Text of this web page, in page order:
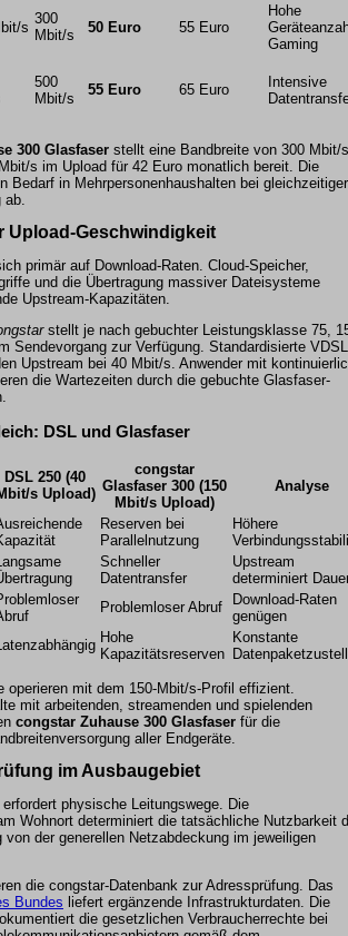
s
300
Mbit/s
50 Euro 55 Euro
Hohe
Gaming
500
Mbit/s
55 Euro 65 Euro
Intensive
300 Glasfaser stellt eine Bandbreite von 300 Mbit/
s im Upload für 42 Euro monatlich bereit. Die
Bedarf in Mehrpersonenhaushalten bei gleichzeitiger
Upload-Geschwindigkeit
primär auf Download-Raten. Cloud-Speicher,
und die Übertragung massiver Dateisysteme
Upstream-Kapazitäten.
stellt je nach gebuchter Leistungsklasse 75,
Sendevorgang zur Verfügung. Standardisierte
Upstream bei 40 Mbit/s. Anwender mit
die Wartezeiten durch die gebuchte Glasfaser-
DSL und Glasfaser
DSL 250 (40
s Upload)
congstar
Glasfaser 300 (150
Mbit/s Upload)
Analyse
Reserven bei
Parallelnutzung
Höhere
Schneller
Datentransfer
Upstream
determiniert
Problemloser Abruf
Download-Raten
genügen
Hohe
Kapazitätsreserven
Konstante
operieren mit dem 150-Mbit/s-Profil effizient.
mit arbeitenden, streamenden und spielenden
congstar Zuhause 300 Glasfaser für die
aller Endgeräte.
im Ausbaugebiet
physische Leitungswege. Die
Wohnort determiniert die tatsächliche Nutzbarkeit
von der generellen Netzabdeckung im jeweiligen
die congstar-Datenbank zur Adressprüfung. Das
Bundes liefert ergänzende Infrastrukturdaten. Die
die gesetzlichen Verbraucherrechte bei